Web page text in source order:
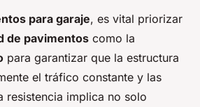
para garaje, es vital priorizar
de pavimentos como la
para garantizar que la estructura
el tráfico constante y las
resistencia implica no solo